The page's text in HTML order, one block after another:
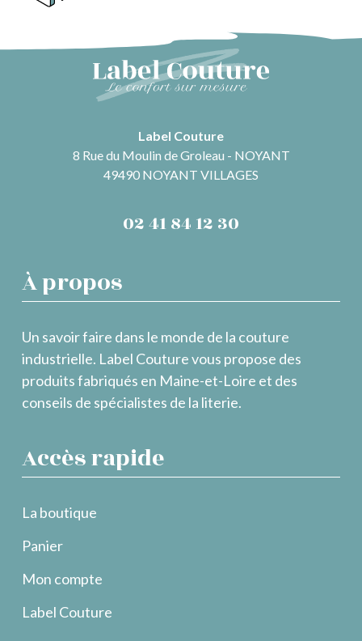
Label Couture
8 Rue du Moulin de Groleau - NOYANT
49490 NOYANT VILLAGES
02 41 84 12 30
À propos
Un savoir faire dans le monde de la couture
industrielle. Label Couture vous propose des
produits fabriqués en Maine-et-Loire et des
conseils de spécialistes de la literie.
Accès rapide
La boutique
Panier
Mon compte
Label Couture